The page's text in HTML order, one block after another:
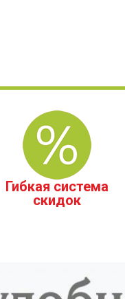
Гибкая система
скидок